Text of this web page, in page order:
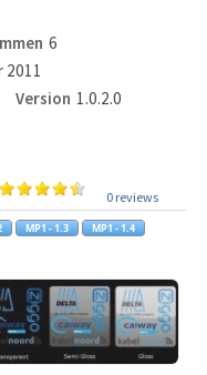
6
2011
Version 1.0.2.0
0 reviews